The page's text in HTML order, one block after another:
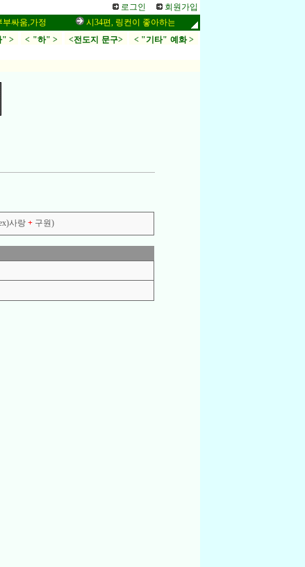
로그인 회원가입
,가정 시34편, 링컨이 좋아하는 말씀,응답,두려움
" > < "하" > <전도지 문구>
< "기타" 예화 >
사랑 + 구원)